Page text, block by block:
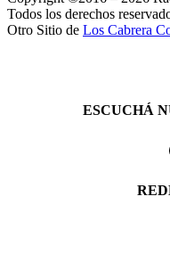
Todos los derechos
Otro Sitio de Los Cabrera
ESCUCHÁ